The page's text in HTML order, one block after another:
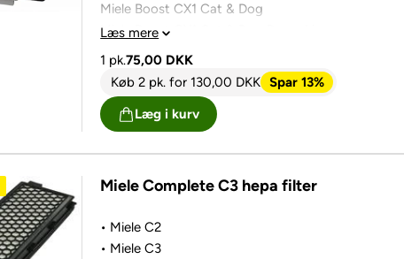
Miele Boost CX1 Cat & Dog
Miele Boost CX1 Cat & Dog PowerLine
Miele Boost CX1 Parquet
Miele Boost CX1 Parquet PowerLine
Miele Boost CX1 Powerline
Læs mere
1 pk.75,00 DKK
Køb 2 pk. for 130,00 DKK Spar 13%
Læg i kurv
Miele Complete C3 hepa filter
• Miele C2
• Miele C3